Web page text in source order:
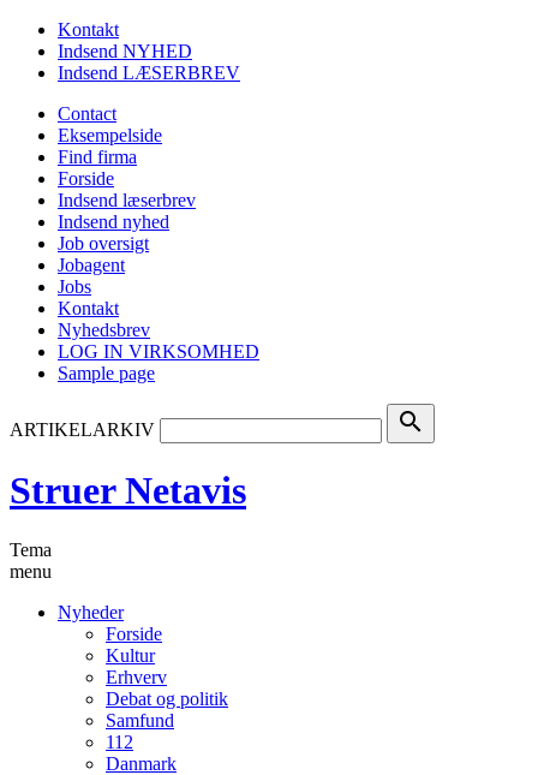
Kontakt
Indsend NYHED
Indsend LÆSERBREV
Contact
Eksempelside
Find firma
Forside
Indsend læserbrev
Indsend nyhed
Job oversigt
Jobagent
Jobs
Kontakt
Nyhedsbrev
LOG IN VIRKSOMHED
Sample page
ARTIKELARKIV search
Struer Netavis
Tema
menu
Nyheder
Forside
Kultur
Erhverv
Debat og politik
Samfund
112
Danmark